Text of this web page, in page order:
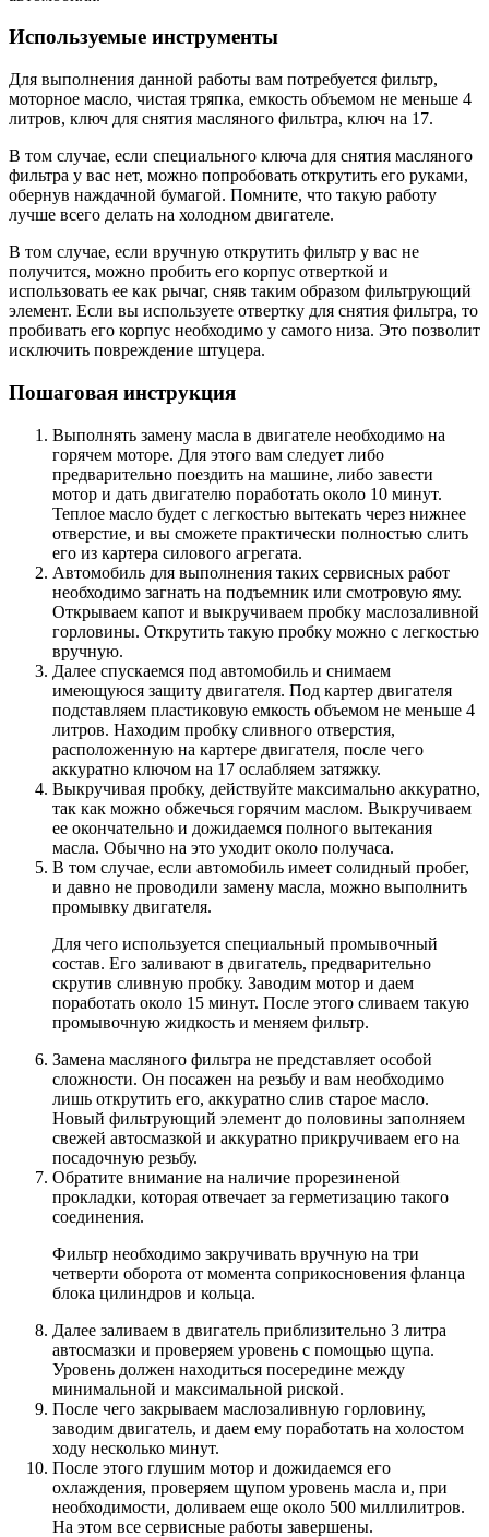
Используемые инструменты
Для выполнения данной работы вам потребуется фильтр,
моторное масло, чистая тряпка, емкость объемом не меньше 4
литров, ключ для снятия масляного фильтра, ключ на 17.
В том случае, если специального ключа для снятия масляного
фильтра у вас нет, можно попробовать открутить его руками,
обернув наждачной бумагой. Помните, что такую работу
лучше всего делать на холодном двигателе.
В том случае, если вручную открутить фильтр у вас не
получится, можно пробить его корпус отверткой и
использовать ее как рычаг, сняв таким образом фильтрующий
элемент. Если вы используете отвертку для снятия фильтра, то
пробивать его корпус необходимо у самого низа. Это позволит
исключить повреждение штуцера.
Пошаговая инструкция
Выполнять замену масла в двигателе необходимо на
горячем моторе. Для этого вам следует либо
предварительно поездить на машине, либо завести
мотор и дать двигателю поработать около 10 минут.
Теплое масло будет с легкостью вытекать через нижнее
отверстие, и вы сможете практически полностью слить
его из картера силового агрегата.
Автомобиль для выполнения таких сервисных работ
необходимо загнать на подъемник или смотровую яму.
Открываем капот и выкручиваем пробку маслозаливной
горловины. Открутить такую пробку можно с легкостью
вручную.
Далее спускаемся под автомобиль и снимаем
имеющуюся защиту двигателя. Под картер двигателя
подставляем пластиковую емкость объемом не меньше 4
литров. Находим пробку сливного отверстия,
расположенную на картере двигателя, после чего
аккуратно ключом на 17 ослабляем затяжку.
Выкручивая пробку, действуйте максимально аккуратно,
так как можно обжечься горячим маслом. Выкручиваем
ее окончательно и дожидаемся полного вытекания
масла. Обычно на это уходит около получаса.
В том случае, если автомобиль имеет солидный пробег,
и давно не проводили замену масла, можно выполнить
промывку двигателя.
Для чего используется специальный промывочный
состав. Его заливают в двигатель, предварительно
скрутив сливную пробку. Заводим мотор и даем
поработать около 15 минут. После этого сливаем такую
промывочную жидкость и меняем фильтр.
Замена масляного фильтра не представляет особой
сложности. Он посажен на резьбу и вам необходимо
лишь открутить его, аккуратно слив старое масло.
Новый фильтрующий элемент до половины заполняем
свежей автосмазкой и аккуратно прикручиваем его на
посадочную резьбу.
Обратите внимание на наличие прорезиненой
прокладки, которая отвечает за герметизацию такого
соединения.
Фильтр необходимо закручивать вручную на три
четверти оборота от момента соприкосновения фланца
блока цилиндров и кольца.
Далее заливаем в двигатель приблизительно 3 литра
автосмазки и проверяем уровень с помощью щупа.
Уровень должен находиться посередине между
минимальной и максимальной риской.
После чего закрываем маслозаливную горловину,
заводим двигатель, и даем ему поработать на холостом
ходу несколько минут.
После этого глушим мотор и дожидаемся его
охлаждения, проверяем щупом уровень масла и, при
необходимости, доливаем еще около 500 миллилитров.
На этом все сервисные работы завершены.